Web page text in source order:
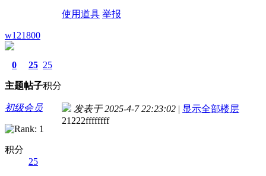
使用道具 举报
w121800
0
主题
25
帖子
25
积分
初级会员
积分
25
发表于 2025-4-7 22:23:02 | 显示全部楼层
21222ffffffff